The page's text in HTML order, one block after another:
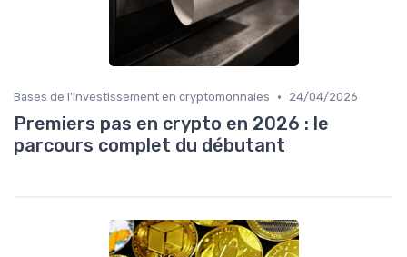
Bases de l'investissement en cryptomonnaies • 24/04/2026
Premiers pas en crypto en 2026 : le
parcours complet du débutant